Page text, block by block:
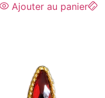
Ajouter au panier